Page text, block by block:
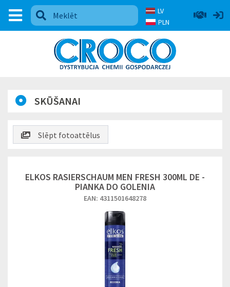
LV
PLN
SKŪŠANAI
Slēpt fotoattēlus
ELKOS RASIERSCHAUM MEN FRESH 300ML DE -
PIANKA DO GOLENIA
EAN: 4311501648278